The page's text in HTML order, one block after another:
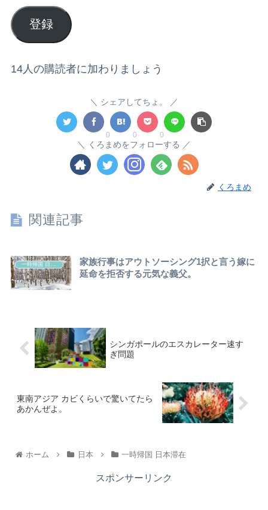
登録
14人の購読者に加わりましょう
シェアしてちょ。
0 0 0
くろまめをフォローする
くろまめ
関連記事
家族行事はアウトソーシング1択と言う嫁に
延命を拒否する元気な義父。
シンガポールのエスカレーター速す
ぎ問題
東南アジア カビくらいで驚いてたら
あかんぜよ。
ホーム 日本 一時帰国 日本滞在
スポンサーリンク